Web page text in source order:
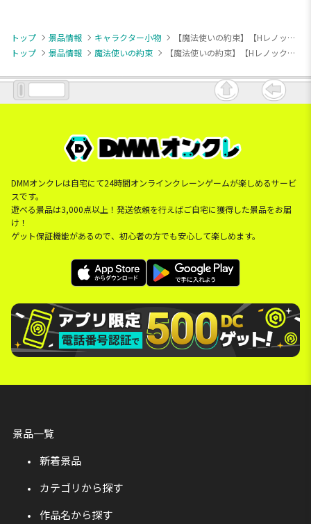
トップ 景品情報 キャラクター小物
【魔法使いの約束】【Hレノックス】『魔法使いの約束』 アクリルキーチェーンVol.2 （EX）
トップ
景品情報 魔法使いの約束 【魔法使いの約束】【Hレノックス】『魔法使いの約束』 アクリルキーチェーンVol.2 （EX）
DMMオンクレは自宅にて24時間オンラインクレーンゲームが楽しめるサービ
スです。
遊べる景品は3,000点以上！発送依頼を行えばご自宅に獲得した景品をお届
け！
ゲット保証機能があるので、初心者の方でも安心して楽しめます。
景品一覧
新着景品
カテゴリから探す
作品名から探す